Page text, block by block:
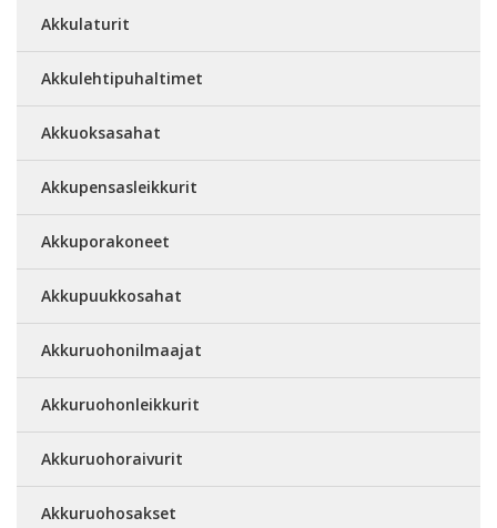
Akkulaturit
Akkulehtipuhaltimet
Akkuoksasahat
Akkupensasleikkurit
Akkuporakoneet
Akkupuukkosahat
Akkuruohonilmaajat
Akkuruohonleikkurit
Akkuruohoraivurit
Akkuruohosakset